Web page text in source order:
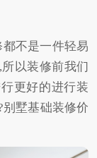
不是一件轻易
以装修前我们
更好的进行装
墅基础装修价